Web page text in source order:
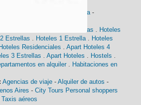
Historia -
Hoteles 4 Estrellas
Hoteles
Estrellas Hoteles 1 Estrella
Hoteles
Residenciales
Apart Hoteles 4
3 Estrellas Apart Hoteles Hostels
en alquiler
Habitaciones en
Agencias de viaje - Alquiler de autos -
Aires - City Tours Personal shoppers
Taxis aéreos